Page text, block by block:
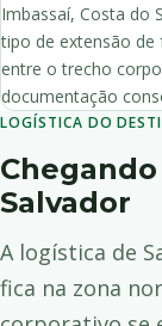
Imbassaí, Costa do
tipo de extensão
entre o trecho
documentação
LOGÍSTICA DO
Salvador
A logística de
fica na zona